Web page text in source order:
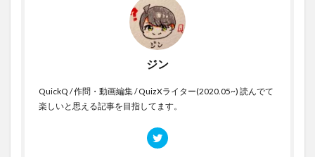
ジン
QuickQ / 作問・動画編集 / QuizXライター(2020.05~) 読んでて
楽しいと思える記事を目指してます。